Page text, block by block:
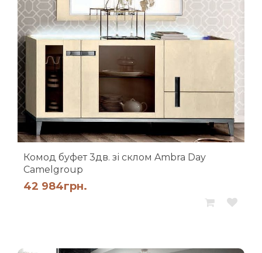
Комод буфет 3дв. зі склом Ambra Day
Camelgroup
42 984грн.